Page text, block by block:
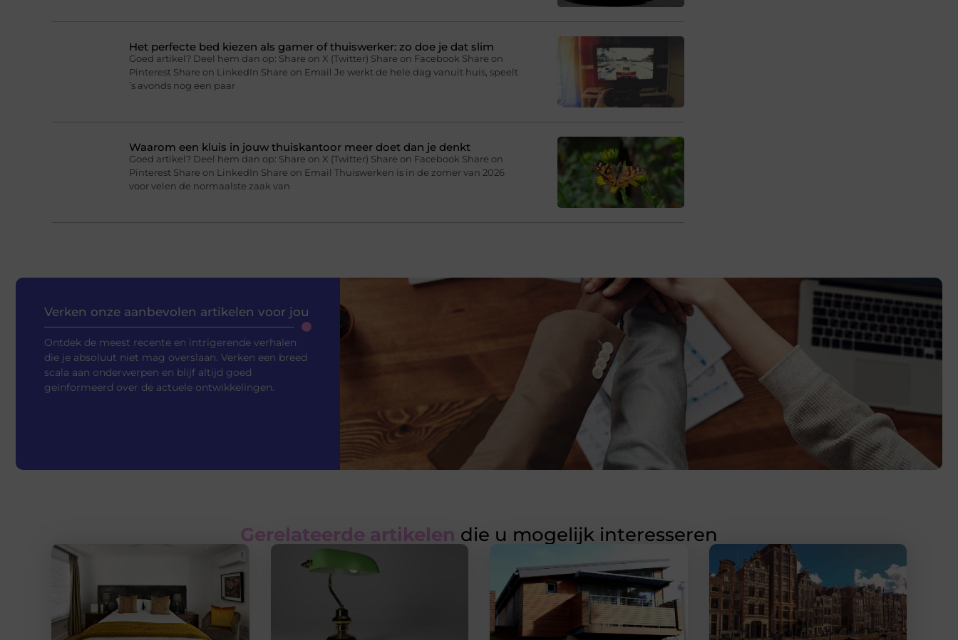
Het perfecte bed kiezen als gamer of thuiswerker: zo doe je dat slim
Goed artikel? Deel hem dan op: Share on X (Twitter) Share on Facebook Share on
Pinterest Share on LinkedIn Share on Email Je werkt de hele dag vanuit huis, speelt
’s avonds nog een paar
Waarom een kluis in jouw thuiskantoor meer doet dan je denkt
Goed artikel? Deel hem dan op: Share on X (Twitter) Share on Facebook Share on
Pinterest Share on LinkedIn Share on Email Thuiswerken is in de zomer van 2026
voor velen de normaalste zaak van
Verken onze aanbevolen artikelen voor jou
Ontdek de meest recente en intrigerende verhalen
die je absoluut niet mag overslaan. Verken een breed
scala aan onderwerpen en blijf altijd goed
geïnformeerd over de actuele ontwikkelingen.
Gerelateerde artikelen die u mogelijk interesseren